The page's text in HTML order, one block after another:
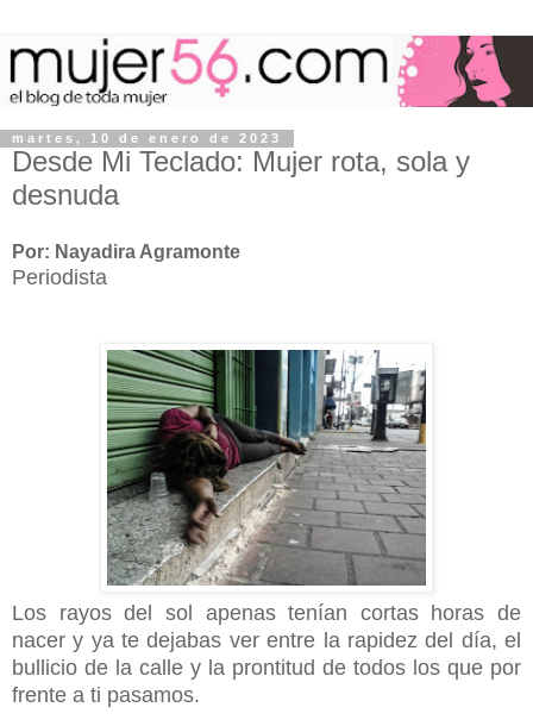
martes, 10 de enero de 2023
Desde Mi Teclado: Mujer rota, sola y
desnuda
Por: Nayadira Agramonte
Periodista
Los rayos del sol apenas tenían cortas horas de
nacer y ya te dejabas ver entre la rapidez del día, el
bullicio de la calle y la prontitud de todos los que por
frente a ti pasamos.